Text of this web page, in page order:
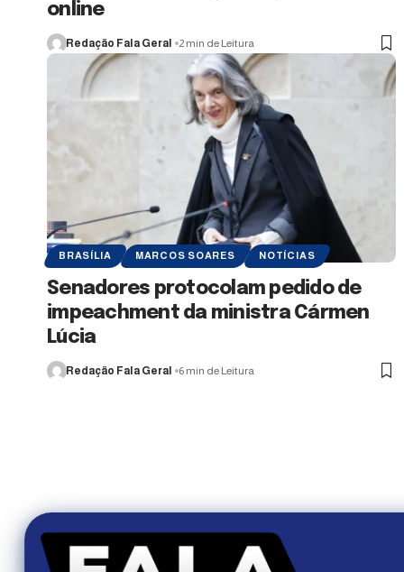
online
Redação Fala Geral 2 min de Leitura
BRASÍLIA MARCOS SOARES NOTÍCIAS
Senadores protocolam pedido de
impeachment da ministra Cármen
Lúcia
Redação Fala Geral 6 min de Leitura